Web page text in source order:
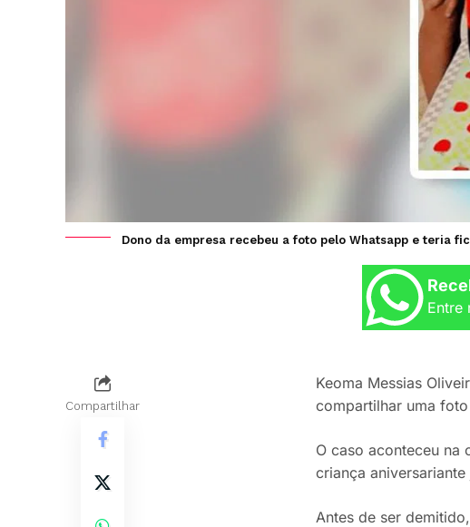
Dono da empresa recebeu a foto pelo Whatsapp e teria
Entre
Compartilhar
Keoma Messias
compartilhar uma
O caso aconteceu na
criança
Antes de ser